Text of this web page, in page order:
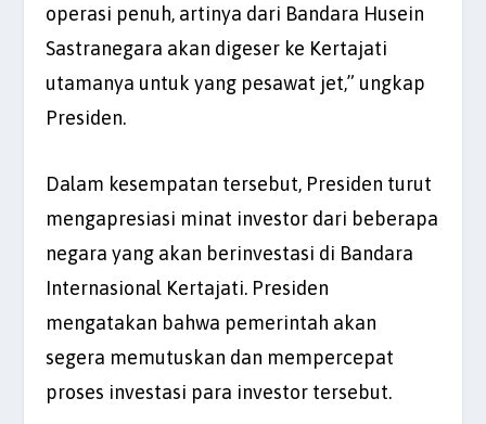
operasi penuh, artinya dari Bandara Husein
Sastranegara akan digeser ke Kertajati
utamanya untuk yang pesawat jet,” ungkap
Presiden.
Dalam kesempatan tersebut, Presiden turut
mengapresiasi minat investor dari beberapa
negara yang akan berinvestasi di Bandara
Internasional Kertajati. Presiden
mengatakan bahwa pemerintah akan
segera memutuskan dan mempercepat
proses investasi para investor tersebut.